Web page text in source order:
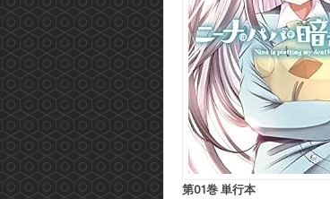
第01巻 単行本